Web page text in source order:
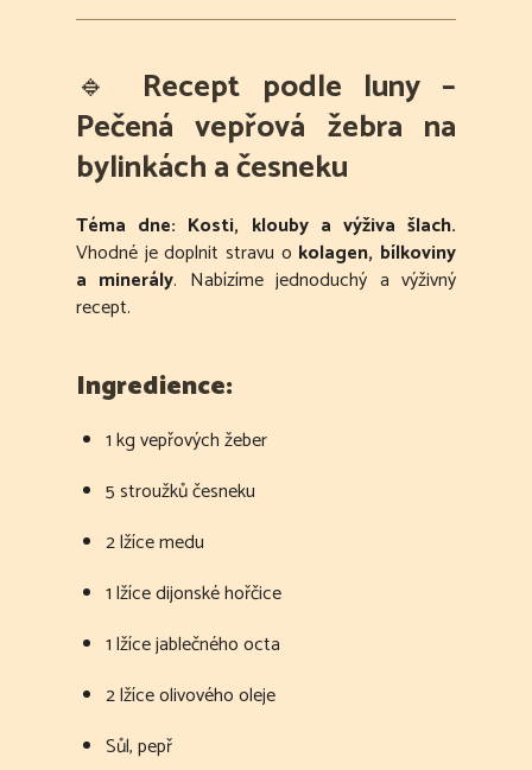
🔹 Recept podle luny –
Pečená vepřová žebra na
bylinkách a česneku
Téma dne: Kosti, klouby a výživa šlach.
Vhodné je doplnit stravu o kolagen, bílkoviny
a minerály. Nabízíme jednoduchý a výživný
recept.
Ingredience:
1 kg vepřových žeber
5 stroužků česneku
2 lžíce medu
1 lžíce dijonské hořčice
1 lžíce jablečného octa
2 lžíce olivového oleje
Sůl, pepř